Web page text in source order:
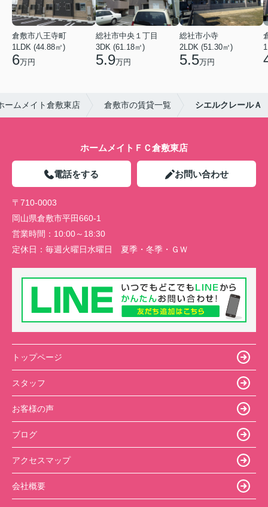
倉敷市八王寺町
1LDK (44.88㎡)
6万円
総社市中央１丁目
3DK (61.18㎡)
5.9万円
総社市小寺
2LDK (51.30㎡)
5.5万円
ームメイト倉敷東店 倉敷市の賃貸一覧 シエルクレールＡ
ホームメイトＦＣ倉敷東店
電話をする お問い合わせ
〒710-0003
岡山県倉敷市平田660-1
営業時間： 10:00～18:30
定休日： 毎週火曜日水曜日 夏季・冬季・ＧＷ
トップページ
スタッフ
お客様の声
ブログ
アクセスマップ
会社概要